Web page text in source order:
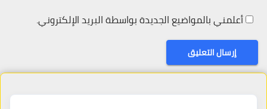
أعلمني بالمواضيع الجديدة بواسطة البريد الإلكتروني.